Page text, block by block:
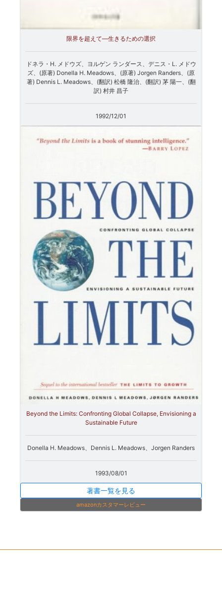
限界を超えて―生きるための選択
ドネラ・H. メドウズ、ヨルゲン ランダース、デニス・L. メドウ
ズ、(原著) Donella H. Meadows、(原著) Jorgen Randers、(原
著) Dennis L. Meadows、(翻訳) 松橋 隆治、(翻訳) 茅 陽一、(翻
訳) 村井 昌子
1992/12/01
Beyond the Limits: Confronting Global Collapse, Envisioning a
Sustainable Future
Donella H. Meadows、Dennis L. Meadows、Jorgen Randers
1993/08/01
著書一覧を見る
amazonカスタマーレビュー